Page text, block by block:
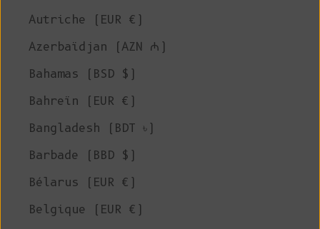
Autriche (EUR €)
Azerbaïdjan (AZN ₼)
Bahamas (BSD $)
Bahreïn (EUR €)
Bangladesh (BDT ৳)
Barbade (BBD $)
Bélarus (EUR €)
Belgique (EUR €)